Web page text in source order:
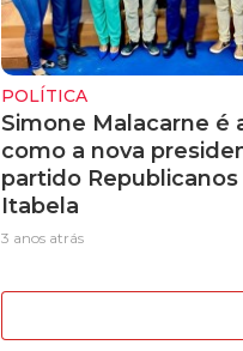
POLÍTICA
Simone Malacarne é
como a nova
partido Republicanos
Itabela
3 anos atrás